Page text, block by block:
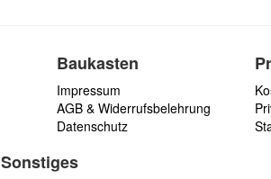
Baukasten
Impressum
AGB & Widerrufsbelehrung
Datenschutz
Sonstiges